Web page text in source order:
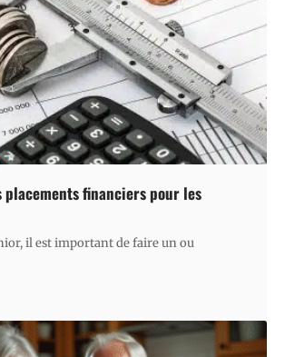
placements financiers pour les
il est important de faire un ou